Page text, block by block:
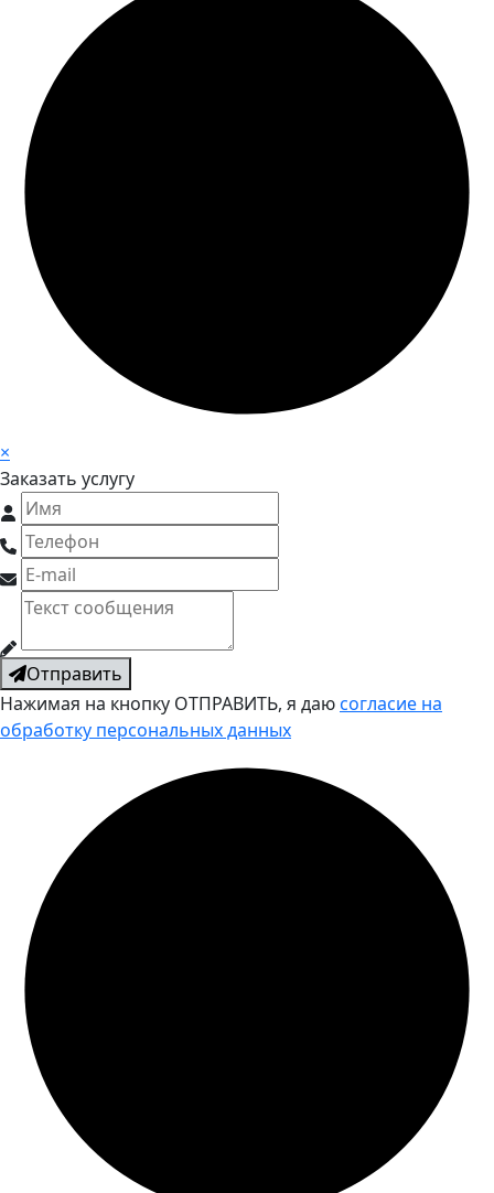
×
Заказать услугу
Отправить
Нажимая на кнопку ОТПРАВИТЬ, я даюсогласие на
обработку персональных данных